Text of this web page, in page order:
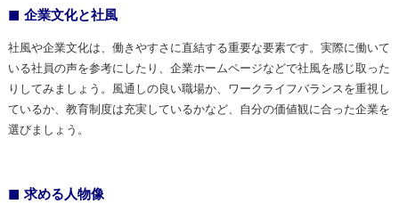
企業文化と社風
社風や企業文化は、働きやすさに直結する重要な要素です。実際に働いて
いる社員の声を参考にしたり、企業ホームページなどで社風を感じ取った
りしてみましょう。風通しの良い職場か、ワークライフバランスを重視し
ているか、教育制度は充実しているかなど、自分の価値観に合った企業を
選びましょう。
求める人物像